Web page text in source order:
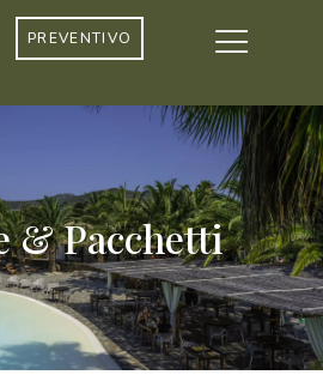
PREVENTIVO
& Pacchetti